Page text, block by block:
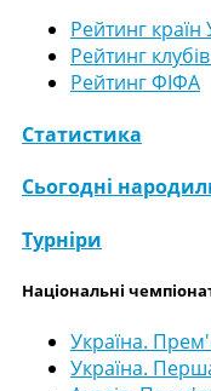
Рейтинг
Рейтинг
Рейтинг ФІФА
Статистика
Сьогодні
Турніри
Національні
Україна.
Україна.